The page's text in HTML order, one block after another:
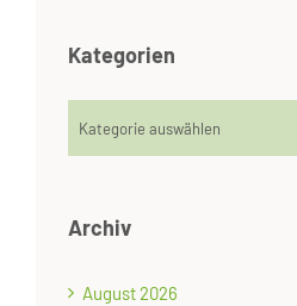
Kategorien
Kategorien
Archiv
August 2026